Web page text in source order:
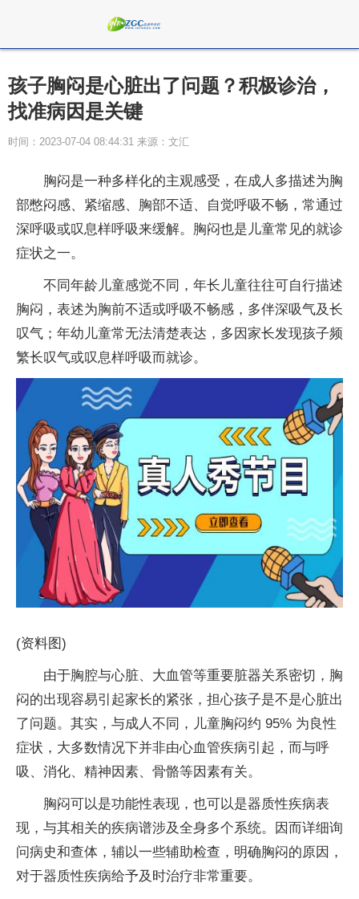
孩子胸闷是心脏出了问题？积极诊治，
找准病因是关键
时间：2023-07-04 08:44:31 来源：文汇
胸闷是一种多样化的主观感受，在成人多描述为胸
部憋闷感、紧缩感、胸部不适、自觉呼吸不畅，常通过
深呼吸或叹息样呼吸来缓解。胸闷也是儿童常见的就诊
症状之一。
不同年龄儿童感觉不同，年长儿童往往可自行描述
胸闷，表述为胸前不适或呼吸不畅感，多伴深吸气及长
叹气；年幼儿童常无法清楚表达，多因家长发现孩子频
繁长叹气或叹息样呼吸而就诊。
(资料图)
由于胸腔与心脏、大血管等重要脏器关系密切，胸
闷的出现容易引起家长的紧张，担心孩子是不是心脏出
了问题。其实，与成人不同，儿童胸闷约 95% 为良性
症状，大多数情况下并非由心血管疾病引起，而与呼
吸、消化、精神因素、骨骼等因素有关。
胸闷可以是功能性表现，也可以是器质性疾病表
现，与其相关的疾病谱涉及全身多个系统。因而详细询
问病史和查体，辅以一些辅助检查，明确胸闷的原因，
对于器质性疾病给予及时治疗非常重要。